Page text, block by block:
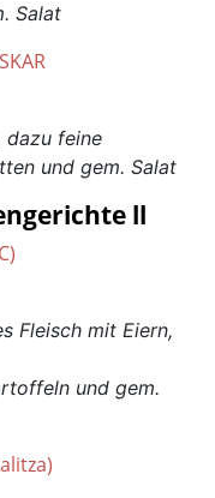
Salat
dazu feine
und gem. Salat
ll
Fleisch mit Eiern,
und gem.